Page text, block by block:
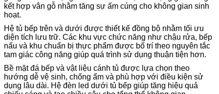
kết hợp vân gỗ nhằm tăng sự ấm cúng cho không gian sinh
hoạt.
Hệ tủ bếp trên và dưới được thiết kế đồng bộ nhằm tối ưu
diện tích lưu trữ. Các khu vực chức năng như chậu rửa, bếp
nấu và khu chuẩn bị thực phẩm được bố trí theo nguyên tắc
tam giác công năng giúp quá trình sử dụng thuận tiện hơn.
Bề mặt đá bếp và vật liệu cánh tủ được lựa chọn theo
hướng dễ vệ sinh, chống ẩm và phù hợp với điều kiện sử
dụng lâu dài. Hệ đèn led dưới tủ bếp giúp tăng hiệu quả